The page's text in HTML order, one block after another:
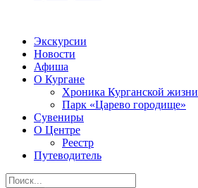
Экскурсии
Новости
Афиша
О Кургане
Хроника Курганской жизни
Парк «Царево городище»
Сувениры
О Центре
Реестр
Путеводитель